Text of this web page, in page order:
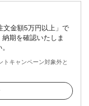
文金額5万円以上」で
期を確認いたしま
キャンペーン対象外と